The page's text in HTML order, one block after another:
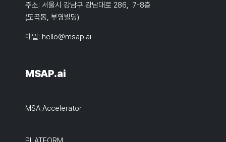
주소: 서울시 강남구 강남대로 286, 7-8층
(도곡동, 부영빌딩)
메일: hello@msap.ai
MSAP.ai
MSA Accelerator